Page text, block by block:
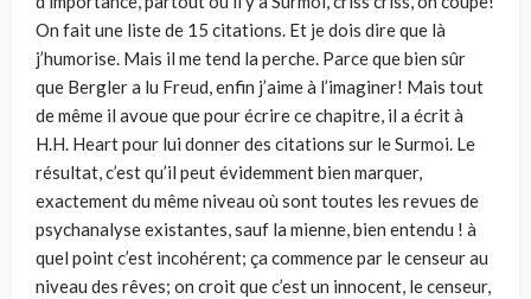
On fait une liste de 15 citations. Et je dois dire que là
j’humorise. Mais il me tend la perche. Parce que bien sûr
que Bergler a lu Freud, enfin j’aime à l’imaginer! Mais tout
de même il avoue que pour écrire ce chapitre, il a écrit à
H.H. Heart pour lui donner des citations sur le Surmoi. Le
résultat, c’est qu’il peut évidemment bien marquer,
exactement du même niveau où sont toutes les revues de
psychanalyse existantes, sauf la mienne, bien entendu ! à
quel point c’est incohérent; ça commence par le censeur au
niveau des rêves; on croit que c’est un innocent, le censeur,